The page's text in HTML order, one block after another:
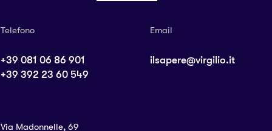
Telefono
+39 081 06 86 901
+39 392 23 60 549
Email
ilsapere@virgilio.it
Via Madonnelle, 69